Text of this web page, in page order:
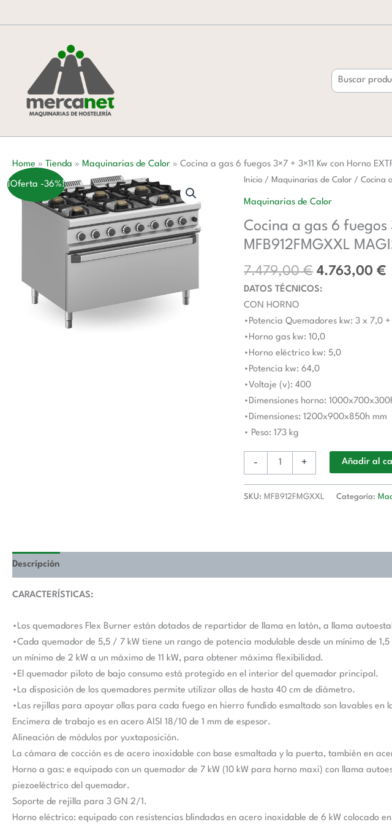
al
Home » Tienda » Maquinarias de Calor » Cocina a gas 6 fuegos 3×7 + 3×11 Kw con Horno
¡Oferta -36%! Inicio / Maquinarias de Calor / Cocina
Maquinarias de Calor
Cocina a gas 6 fuegos
MFB912FMGXXL
7.479,00€
El
precio
era:
7.479,00 €.
4.763,00€
DATOS TÉCNICOS:
CON HORNO
•Potencia Quemadores kw: 3 x 7,0 +
•Horno gas kw: 10,0
•Horno eléctrico kw: 5,0
•Potencia kw: 64,0
•Voltaje (v): 400
•Dimensiones horno:
•Dimensiones: 1200x900x850h mm
• Peso: 173 kg
-
Cocina
6
fuegos
+
3x11
Kw
con
Horno
EXTRA
GRANDE
a
Gas
con
Grill
MFB912FMGXXL
MAGISTRA
PLUS
900
+ Añadir al
SKU: MFB912FMGXXL Categoría:
Descripción
CARACTERÍSTICAS:
•Los quemadores Flex Burner están dotados de repartidor de llama en latón, a llama
•Cada quemador de 5,5 / 7 kW tiene un rango de potencia modulable desde un mínimo de
un mínimo de 2 kW a un máximo de 11 kW, para obtener máxima flexibilidad.
•El quemador piloto de bajo consumo está protegido en el interior del quemador principal.
•La disposición de los quemadores permite utilizar ollas de hasta 40 cm de diámetro.
•Las rejillas para apoyar ollas para cada fuego en hierro fundido esmaltado son lavables en
Encimera de trabajo es en acero AISI 18/10 de 1 mm de espesor.
Alineación de módulos por yuxtaposición.
La cámara de cocción es de acero inoxidable con base esmaltada y la puerta, también en
Horno a gas: e equipado con un quemador de 7 kW (10 kW para horno maxi) con llama
piezoeléctrico del quemador.
Soporte de rejilla para 3 GN 2/1.
Horno eléctrico: equipado con resistencias blindadas en acero inoxidable de 6 kW